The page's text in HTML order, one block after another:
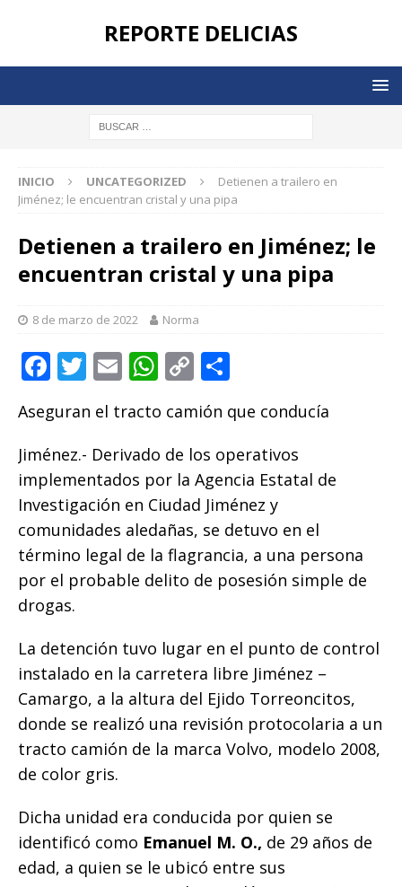
REPORTE DELICIAS
INICIO UNCATEGORIZED
Detienen a trailero en
Jiménez; le encuentran cristal y una pipa
Detienen a trailero en Jiménez; le
encuentran cristal y una pipa
8 de marzo de 2022 Norma
F
c
e
b
o
o
k
T
w
it
te
r
E
ai
l
W
at
s
A
p
p
C
o
p
y
Li
n
k
m
p
ar
ti
r
Aseguran el tracto camión que conducía
Jiménez.- Derivado de los operativos
implementados por la Agencia Estatal de
Investigación en Ciudad Jiménez y
comunidades aledañas, se detuvo en el
término legal de la flagrancia, a una persona
por el probable delito de posesión simple de
drogas.
La detención tuvo lugar en el punto de control
instalado en la carretera libre Jiménez –
Camargo, a la altura del Ejido Torreoncitos,
donde se realizó una revisión protocolaria a un
tracto camión de la marca Volvo, modelo 2008,
de color gris.
Dicha unidad era conducida por quien se
identificó como Emanuel M. O., de 29 años de
edad, a quien se le ubicó entre sus